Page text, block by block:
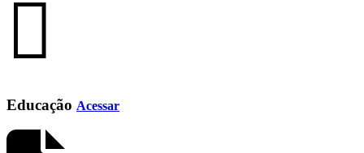
Educação Acessar